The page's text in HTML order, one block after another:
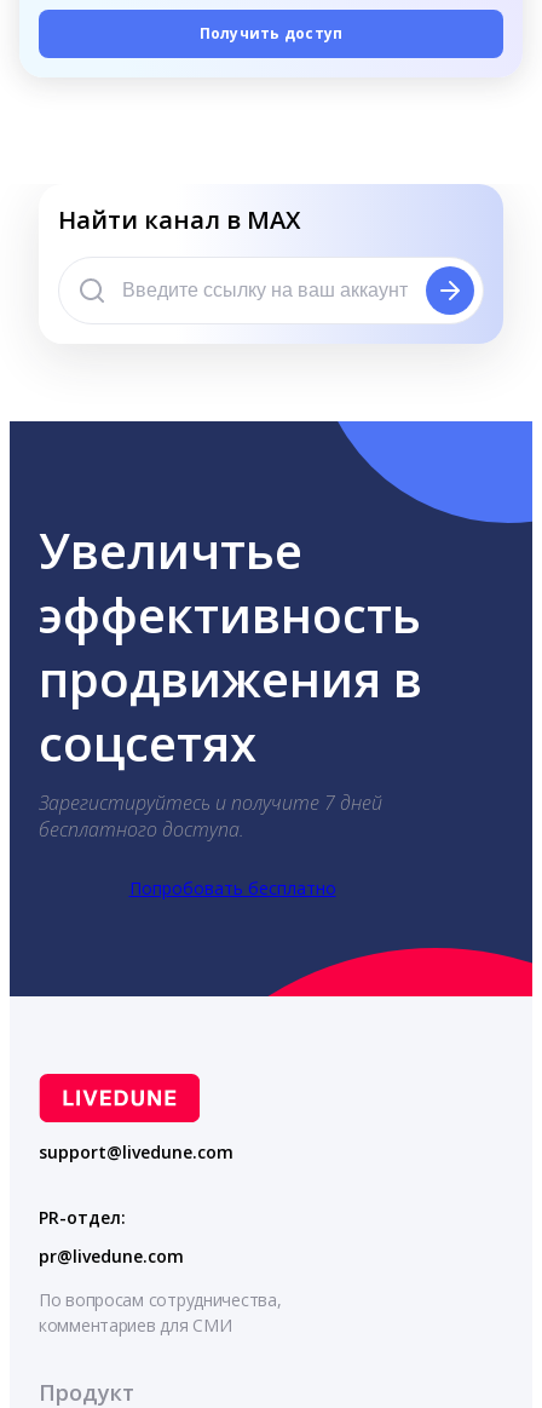
Получить доступ
Найти канал в MAX
Увеличтье
эффективность
продвижения в
соцсетях
Зарегистируйтесь и получите 7 дней
бесплатного доступа.
Попробовать бесплатно
support@livedune.com
PR-отдел:
pr@livedune.com
По вопросам сотрудничества,
комментариев для СМИ
Продукт